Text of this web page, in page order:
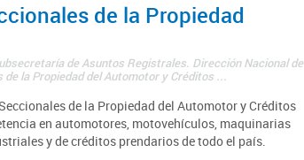
de la Propiedad
de Asuntos Registrales. Dirección Nacional de
la Propiedad del Automotor y Créditos ...
de la Propiedad del Automotor y Créditos
en automotores, motovehículos, maquinarias
y de créditos prendarios de todo el país.